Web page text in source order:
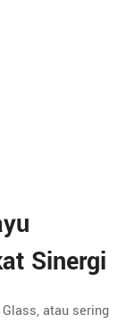
Sinergi
atau sering